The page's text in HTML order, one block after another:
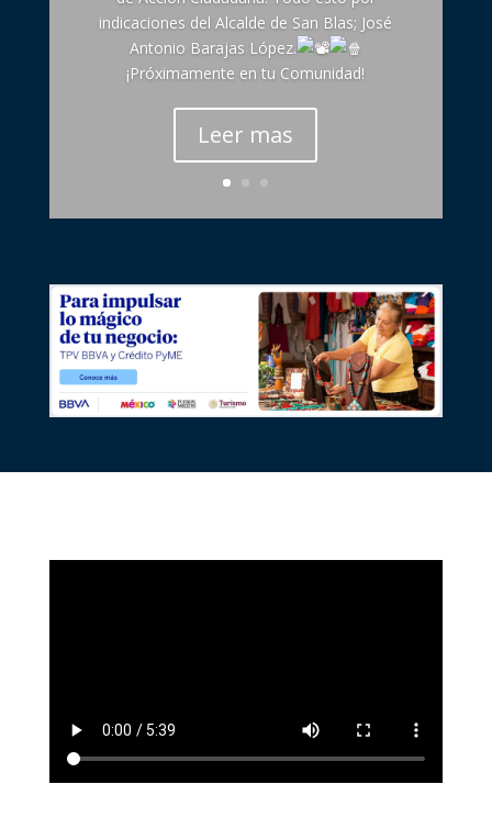
indicaciones del Alcalde de San Blas; José
Antonio Barajas López.
¡Próximamente en tu Comunidad!
Leer mas